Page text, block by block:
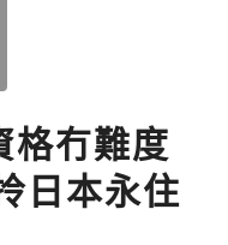
格冇難度
日本永住